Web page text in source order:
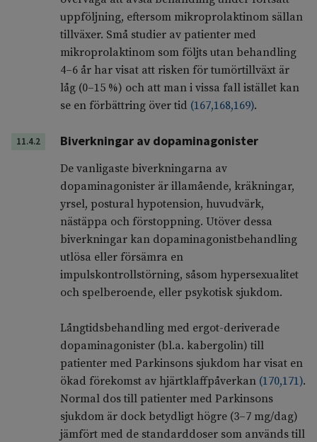
uppföljning, eftersom mikroprolaktinom sällan
tillväxer. Små studier av patienter med
mikroprolaktinom som följts utan behandling
4–6 år har visat att risken för tumörtillväxt är
låg (0–15 %) och att man i vissa fall istället kan
se en förbättring över tid (167,168,169).
11.4.2 Biverkningar av dopaminagonister
De vanligaste biverkningarna av
dopaminagonister är illamående, kräkningar,
yrsel, postural hypotension, huvudvärk,
nästäppa och förstoppning. Utöver dessa
biverkningar kan dopaminagonistbehandling
utlösa eller försämra en
impulskontrollstörning, såsom hypersexualitet
och spelberoende, eller psykotisk sjukdom.
Långtidsbehandling med ergot-deriverade
dopaminagonister (bl.a. kabergolin) till
patienter med Parkinsons sjukdom har visat en
ökad förekomst av hjärtklaffpåverkan (170,171).
Normal dos till patienter med Parkinsons
sjukdom är dock betydligt högre (3–7 mg/dag)
jämfört med de standarddoser som används till